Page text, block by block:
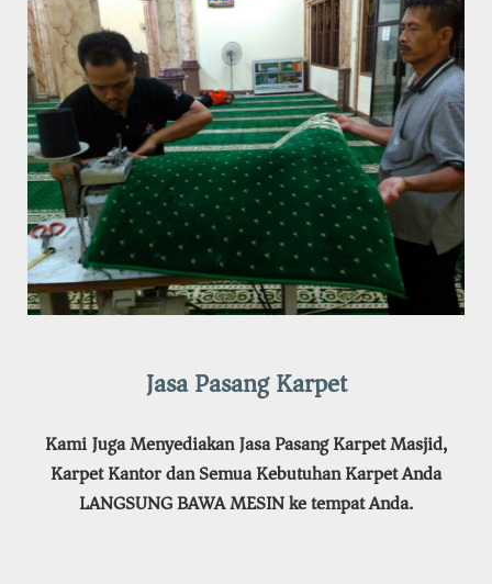
Jasa Pasang Karpet
Kami Juga Menyediakan Jasa Pasang Karpet Masjid,
Karpet Kantor dan Semua Kebutuhan Karpet Anda
LANGSUNG BAWA MESIN ke tempat Anda.